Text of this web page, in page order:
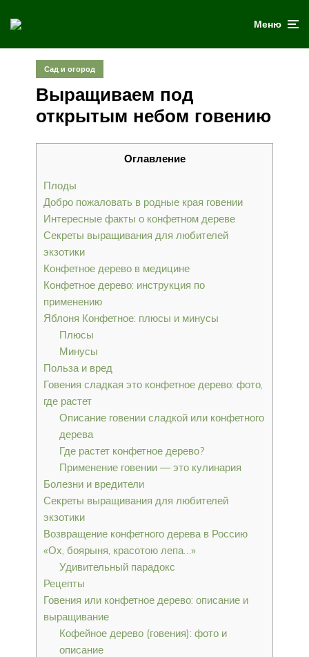
Меню
Сад и огород
Выращиваем под
открытым небом говению
Оглавление
Плоды
Добро пожаловать в родные края говении
Интересные факты о конфетном дереве
Секреты выращивания для любителей
экзотики
Конфетное дерево в медицине
Конфетное дерево: инструкция по
применению
Яблоня Конфетное: плюсы и минусы
Плюсы
Минусы
Польза и вред
Говения сладкая это конфетное дерево: фото,
где растет
Описание говении сладкой или конфетного
дерева
Где растет конфетное дерево?
Применение говении — это кулинария
Болезни и вредители
Секреты выращивания для любителей
экзотики
Возвращение конфетного дерева в Россию
«Ох, боярыня, красотою лепа…»
Удивительный парадокс
Рецепты
Говения или конфетное дерево: описание и
выращивание
Кофейное дерево (говения): фото и
описание